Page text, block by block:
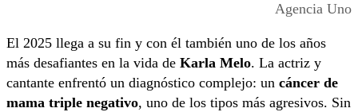
Agencia Uno
El 2025 llega a su fin y con él también uno de los años
más desafiantes en la vida de Karla Melo. La actriz y
cantante enfrentó un diagnóstico complejo: un cáncer de
mama triple negativo, uno de los tipos más agresivos. Sin